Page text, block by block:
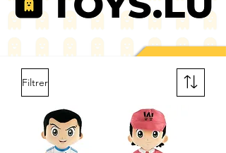
Filtrer